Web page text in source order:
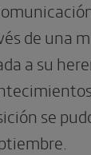
de una
a su
se